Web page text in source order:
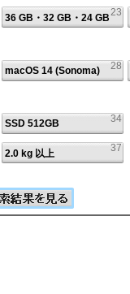
23
36 GB・32 GB・24 GB
28
macOS 14 (Sonoma)
34
SSD 512GB
37
2.0 kg 以上